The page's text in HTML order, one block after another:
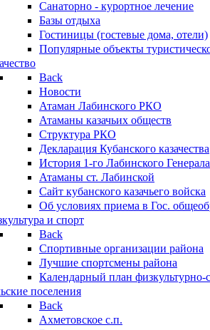
Санаторно - курортное лечение
Базы отдыха
Гостиницы (гостевые дома, отели)
Популярные объекты
Back
Новости
Атаман Лабинского РКО
Атаманы казачьих обществ
Структура РКО
Декларация Кубанского казачества
История 1-го Лабинского
Атаманы ст. Лабинской
Cайт кубанского казачьего войска
Об условиях приема в Гос.
и спорт
Back
Спортивные организации района
Лучшие спортсмены района
Календарный план
поселения
Back
Ахметовское с.п.